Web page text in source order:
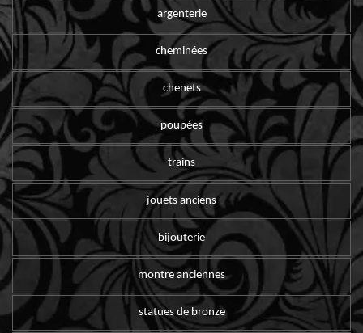
argenterie
cheminées
chenets
poupées
trains
jouets anciens
bijouterie
montre anciennes
statues de bronze